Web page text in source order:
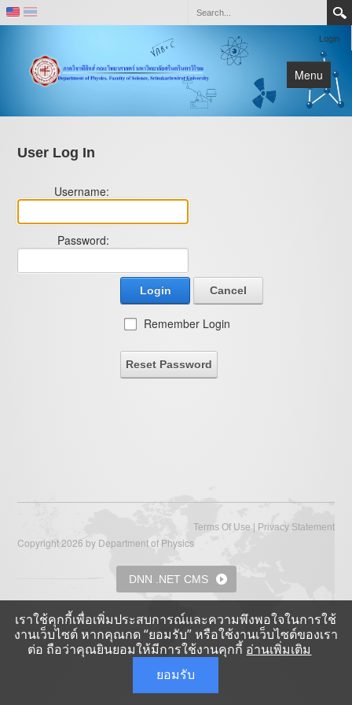
Login
Menu
หน้าหลัก
ห้องปฏิบัติการและหน่วยวิจัย
User Log In
Username:
Password:
Login Cancel
Remember Login
Reset Password
Terms Of Use | Privacy Statement
Copyright 2026 by Department of Physics
DNN .NET CMS
เราใช้คุกกี้เพื่อเพิ่มประสบการณ์และความพึงพอใจในการใช้
งานเว็บไซต์ หากคุณกด “ยอมรับ” หรือใช้งานเว็บไซต์ของเรา
ต่อ ถือว่าคุณยินยอมให้มีการใช้งานคุกกี้ อ่านเพิ่มเติม
ยอมรับ